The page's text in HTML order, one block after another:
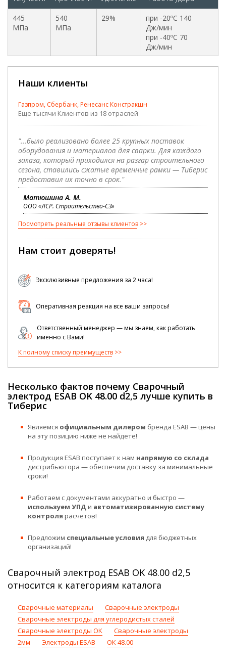
445
МПа
540
МПа
29% при -20oC 140
Дж/мин
при -40oC 70
Дж/мин
Наши клиенты
Газпром, Сбербанк, Ренесанс Констракшн
Еще тысячи Клиентов из 18 отраслей
"...было реализовано более 25 крупных поставок
оборудования и материалов для сварки. Для каждого
заказа, который приходился на разгар строительного
сезона, ставились сжатые временные рамки — Тиберис
предоставил их точно в срок."
Матюшина А. М.
ООО «ЛСР. Строительство-СЗ»
Посмотреть реальные отзывы клиентов
Нам стоит доверять!
Эксклюзивные предложения за 2 часа!
Оперативная реакция на все ваши запросы!
Ответственный менеджер — мы знаем, как работать
именно с Вами!
К полному списку преимуществ
Несколько фактов почему Сварочный
электрод ESAB OK 48.00 d2,5 лучше купить в
Тиберис
Являемся официальным дилером бренда ESAB — цены
на эту позицию ниже не найдете!
Продукция ESAB поступает к нам напрямую со склада
дистрибьютора — обеспечим доставку за минимальные
сроки!
Работаем с документами аккуратно и быстро —
используем УПДи автоматизированную систему
контроля расчетов!
Предложим специальные условия для бюджетных
организаций!
Сварочный электрод ESAB OK 48.00 d2,5
относится к категориям каталога
Сварочные материалы
Сварочные электроды
Сварочные электроды для углеродистых сталей
Сварочные электроды OK
Сварочные электроды
2мм
Электроды ESAB ОК 48.00